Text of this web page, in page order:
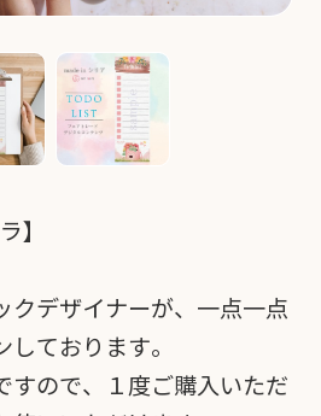
】
クデザイナーが、一点一点
ております。
すので、１度ご購入いただ